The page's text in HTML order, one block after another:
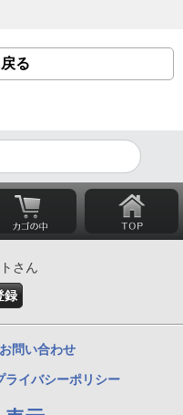
る
さん
録
お問い合わせ
ライバシーポリシー